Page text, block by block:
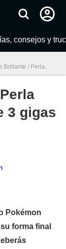
consejos y
/ Perla Reluciente
3 gigas
Pokémon
forma final